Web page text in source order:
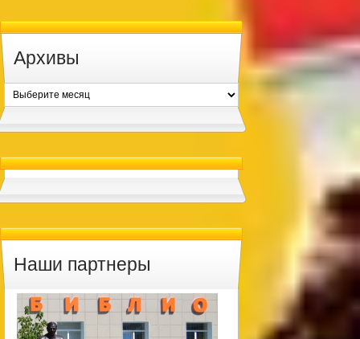
Архивы
Архивы
Наши партнеры